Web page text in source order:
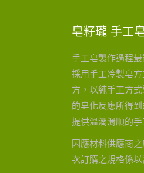
皂籽瓏 手工
手工皂製作過程
採用手工冷製皂
方，以純手工方
的皂化反應所得
提供溫潤滑順的手
因應材料供應商
次訂購之規格係